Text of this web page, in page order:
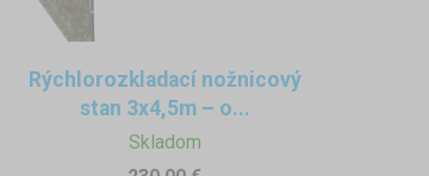
alebo chcete
zloženého
tak kedykoľvek
Rýchlorozkladací nožnicový
stan 3x4,5m – o...
Skladom